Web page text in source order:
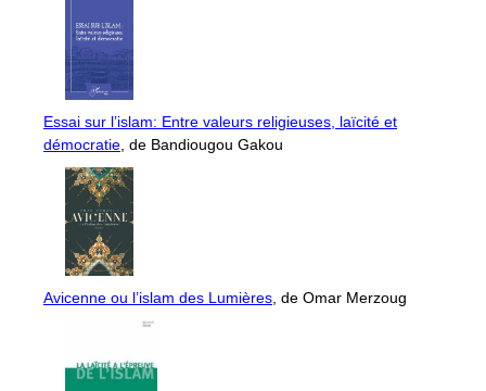
Essai sur l’islam: Entre valeurs religieuses, laïcité et
démocratie, de Bandiougou Gakou
Avicenne ou l’islam des Lumières, de Omar Merzoug